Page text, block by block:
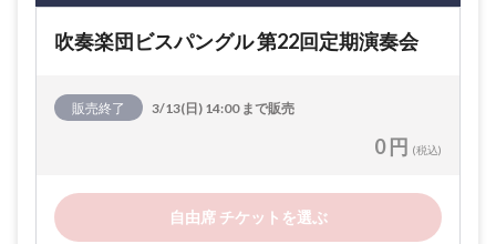
吹奏楽団ビスパングル 第22回定期演奏会
販売終了 3/13(日) 14:00 まで販売
0 円 (税込)
自由席 チケットを選ぶ